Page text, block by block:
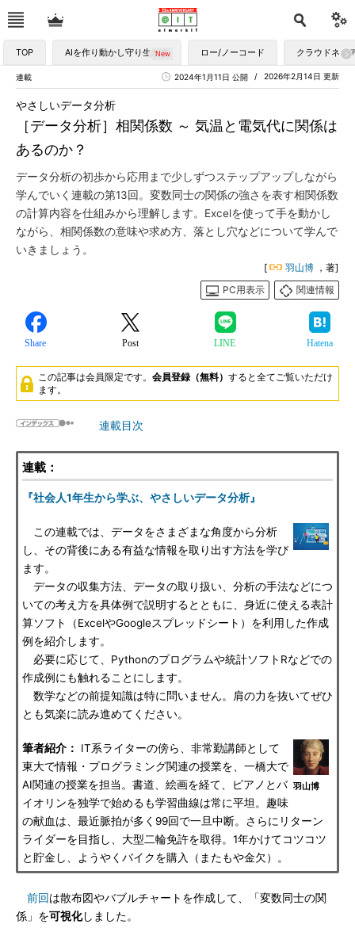
TOP AIを作り動かし守り生かす ロー/ノーコード クラウドネイ
連載 2026年2月14日 更新
2024年1月11日 公開
［データ分析］相関係数 ～ 気温と電気代に関係は
あるのか？
やさしいデータ分析
データ分析の初歩から応用まで少しずつステップアップしながら
学んでいく連載の第13回。変数同士の関係の強さを表す相関係数
の計算内容を仕組みから理解します。Excelを使って手を動かし
ながら、相関係数の意味や求め方、落とし穴などについて学んで
いきましょう。
[ 羽山博 ，著]
PC用表示
関連情報
Share Post LINE Hatena
この記事は会員限定です。 会員登録（無料） すると全てご覧いただけ
ます。
連載目次
連載：
『社会人1年生から学ぶ、やさしいデータ分析』
この連載では、データをさまざまな角度から分析
し、その背後にある有益な情報を取り出す方法を学び
ます。
データの収集方法、データの取り扱い、分析の手法などにつ
いての考え方を具体例で説明するとともに、身近に使える表計
算ソフト（ExcelやGoogleスプレッドシート）を利用した作成
例を紹介します。
必要に応じて、Pythonのプログラムや統計ソフトRなどでの
作成例にも触れることにします。
数学などの前提知識は特に問いません。肩の力を抜いてぜひ
とも気楽に読み進めてください。
羽山博
筆者紹介：
IT系ライターの傍ら、非常勤講師として
東大で情報・プログラミング関連の授業を、一橋大で
AI関連の授業を担当。書道、絵画を経て、ピアノとバ
イオリンを独学で始めるも学習曲線は常に平坦。趣味
の献血は、最近脈拍が多く99回で一旦中断。さらにリターン
ライダーを目指し、大型二輪免許を取得。1年かけてコツコツ
と貯金し、ようやくバイクを購入（またもや金欠）。
前回は散布図やバブルチャートを作成して、「変数同士の関
係」を可視化しました。